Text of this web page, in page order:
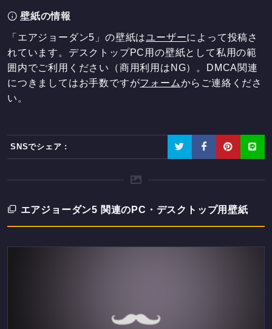
壁紙の情報
「エアジョーダン5」の壁紙はユーザーによって投稿さ
れています。デスクトップPC用の壁紙として私用の範
囲内でご利用ください（商用利用はNG）。DMCA関連
につきましてはお手数ですがフォームからご連絡くださ
い。
SNSでシェア :
エアジョーダン5 関連のPC・デスクトップ用壁紙